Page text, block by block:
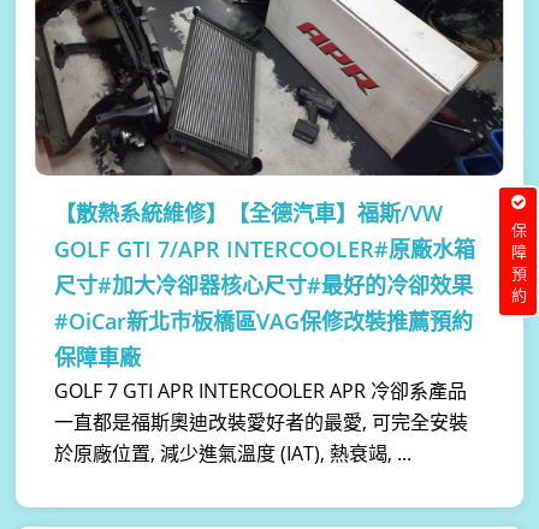
【散熱系統維修】
【全德汽車】福斯/VW
GOLF GTI 7/APR INTERCOOLER#原廠水箱
尺寸#加大冷卻器核心尺寸#最好的冷卻效果
#OiCar新北市板橋區VAG保修改裝推薦預約
保障車廠
GOLF 7 GTI APR INTERCOOLER APR 冷卻系產品
一直都是福斯奧迪改裝愛好者的最愛, 可完全安裝
於原廠位置, 減少進氣溫度 (IAT), 熱衰竭, ...
保障預約